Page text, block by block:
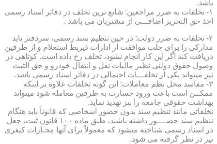
باشد.
۱- تخلفات به ضرر مراجعین: شایع ترین تخلف در دفاتر اسناد رسمی
اخذ حق التحریر اضافـــی از مشتریان می باشد .
۲- تخلفات به ضرر دولت: در حین تنظیم سند رسمی، سردفتر باید
مدارکی را برای جلب موافقت از ادارات ذیربط استعلام و از طرفین
دریافت کند اگر این کار انجام نشود، تخلف رخ داده است. کوتاهی در
وصول حقوق دولتی نظیر مالیات نقل و انتقال خودرو و حق الثبت
نیز میتواند یکی از تخلفـــات احتمالی در دفاتر اسناد رسمی باشد.
۳- مفاسد مخل نظم معاملات: این گونه تخلفات علاوه بر اینکه
ممکــن است باعث ورود خسارت به طرفین معامله شود میتواند
بهداشت حقوقی جامعه را نیز تهدید نماید.
تخلفاتی مانند تنظیم سند بدون حضور اشخاصی که قانوناً باید هنگام
تنظیم سند حضــــور داشته باشند، طبق ماده ۱۰۰ قانون ثبت، جعل
در اسناد رسمی شناخته میشود که معمولاً برای آنها مجـازات کیفری
نیز در نظر گرفته می شود.